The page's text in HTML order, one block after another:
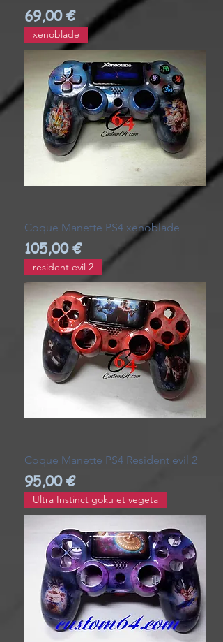
Prix
69,00 €
xenoblade
Coque Manette PS4 xenoblade
Prix
105,00 €
resident evil 2
Coque Manette PS4 Resident evil 2
Prix
95,00 €
Ultra Instinct goku et vegeta